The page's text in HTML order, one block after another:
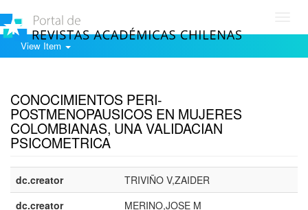
View Item
CONOCIMIENTOS PERI-
POSTMENOPAUSICOS EN MUJERES
COLOMBIANAS, UNA VALIDACIAN
PSICOMETRICA
dc.creator
TRIVIÑO V,ZAIDER
dc.creator
MERINO,JOSE M